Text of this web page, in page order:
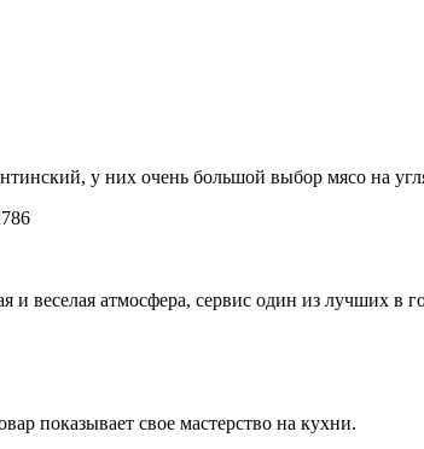
у них очень большой выбор мясо на
веселая атмосфера, сервис один из лучших в
показывает свое мастерство на кухни.